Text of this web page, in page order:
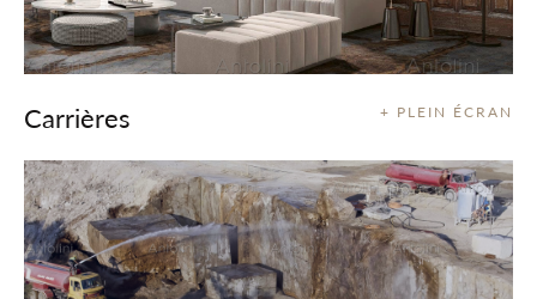
+ PLEIN ÉCRAN
Carrières